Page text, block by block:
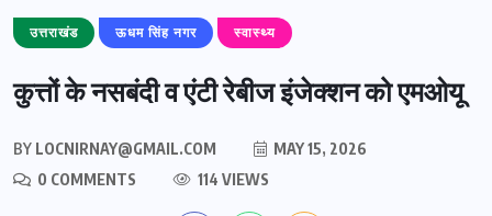
उत्तराखंड ऊधम सिंह नगर स्वास्थ्य
कुत्तों के नसबंदी व एंटी रेबीज इंजेक्शन को एमओयू
BY LOCNIRNAY@GMAIL.COM
MAY 15, 2026
0 COMMENTS
114 VIEWS